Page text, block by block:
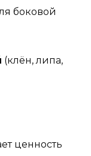
боковой
(клён, липа,
ценность